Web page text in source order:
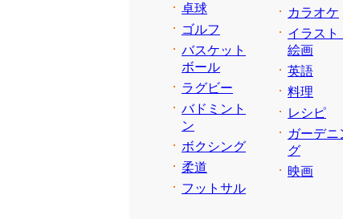
卓球
ゴルフ
バスケット
ボール
ラグビー
バドミント
ン
ボクシング
柔道
フットサル
カラオケ
イラスト
絵画
英語
料理
レシピ
ガーデニ
グ
映画